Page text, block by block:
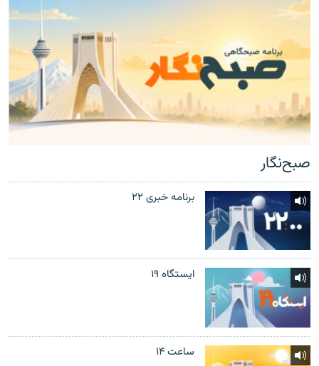
صبح‌نگار
برنامه خبری ۲۲
ایستگاه ۱۹
ساعت ۱۴